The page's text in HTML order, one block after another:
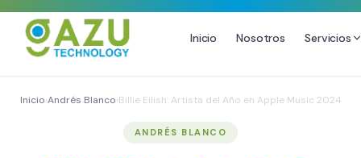
Inicio Nosotros Servicios
Estrategia de Redes Sociales
Diseño Gráfico Profesional
Inicio›Andrés Blanco›Billie Eilish: Artista del Año en Apple Music 2024
ANDRÉS BLANCO